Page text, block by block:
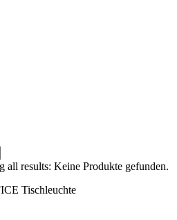
all results: Keine Produkte gefunden.
Tischleuchte